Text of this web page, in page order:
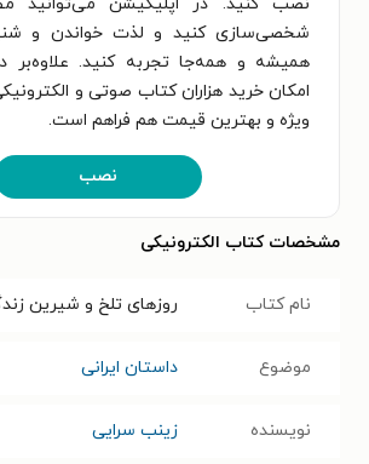
شخصی‌سازی کنید و لذت خواندن و
همیشه و همه‌جا تجربه کنید. علاوه‌بر
امکان خرید هزاران کتاب صوتی و
ویژه و بهترین قیمت هم فراهم است.
نصب
مشخصات کتاب الکترونیکی
نام کتاب روزهای تلخ و شیرین
موضوع داستان ایرانی
نویسنده زینب سرایی